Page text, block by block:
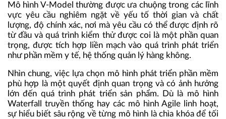
Mô hình V-Model thường được ưa chuộng trong các lĩnh
vực yêu cầu nghiêm ngặt về yếu tố thời gian và chất
lượng, độ chính xác, nơi mà yêu cầu có thể được định rõ
từ đầu và quá trình kiểm thử được coi là một phần quan
trọng, được tích hợp liền mạch vào quá trình phát triển
như phần mềm y tế, hệ thống quản lý hàng không.
Nhìn chung, việc lựa chọn mô hình phát triển phần mềm
phù hợp là một quyết định quan trọng và có ảnh hưởng
lớn đến quá trình phát triển sản phẩm. Dù là mô hình
Waterfall truyền thống hay các mô hình Agile linh hoạt,
sự hiểu biết sâu rộng về từng mô hình là chìa khóa để tối